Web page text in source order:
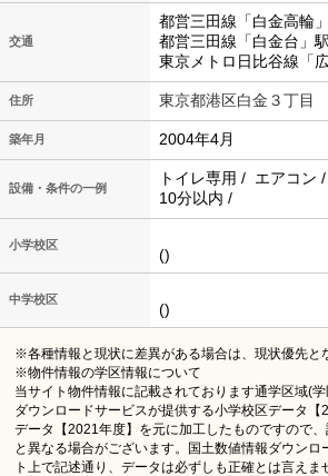
交通
都営三田線「白金高輪
都営三田線「白金台」
東京メトロ日比谷線「
住所 東京都港区白金３丁目
築年月 2004年4月
設備・条件の一例
トイレ専用 / エアコン
10分以内 /
小学校区
()
中学校区
()
※各種情報と現状に差異がある場合は、現状優先と
※物件情報の学区情報について
当サイト物件情報に記載されております通学区域(
ダウンロードサービスが提供する小学校区データ【
データ【2021年度】を元に加工したものですので
と異なる場合がございます。国土数値情報ダウンロ
ト上で記述通り、データは必ずしも正確とは言え